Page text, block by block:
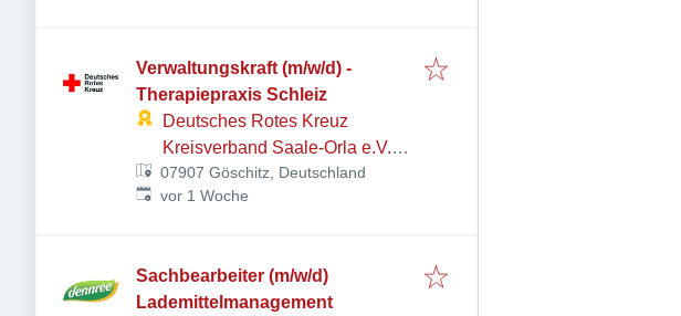
Verwaltungskraft (m/w/d) -
Therapiepraxis Schleiz
Deutsches Rotes Kreuz
Kreisverband Saale-Orla e.V.
Rotkreuzzentrum
07907 Göschitz, Deutschland
Veröffentlicht:
vor 1 Woche
Sachbearbeiter (m/w/d)
Lademittelmanagement